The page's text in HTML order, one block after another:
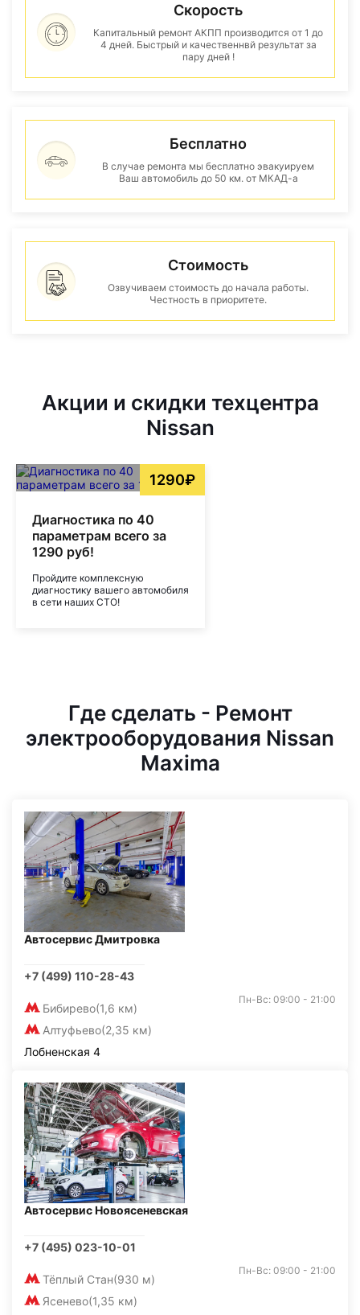
Скорость
Капитальный ремонт АКПП производится от 1 до
4 дней. Быстрый и качественнвй результат за
пару дней !
Бесплатно
В случае ремонта мы бесплатно эвакуируем
Ваш автомобиль до 50 км. от МКАД-а
Стоимость
Озвучиваем стоимость до начала работы.
Честность в приоритете.
Акции и скидки техцентра
Nissan
1290₽
Диагностика по 40
параметрам всего за
1290 руб!
Пройдите комплексную
диагностику вашего автомобиля
в сети наших СТО!
Где сделать - Ремонт
электрооборудования Nissan
Maxima
Автосервис Дмитровка
+7 (499) 110-28-43
Бибирево(1,6 км)
Алтуфьево(2,35 км)
Пн-Вс: 09:00 - 21:00
Лобненская 4
Автосервис Новоясеневская
+7 (495) 023-10-01
Тёплый Стан(930 м)
Ясенево(1,35 км)
Пн-Вс: 09:00 - 21:00